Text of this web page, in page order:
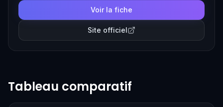
Voir la fiche
Site officiel
Tableau comparatif